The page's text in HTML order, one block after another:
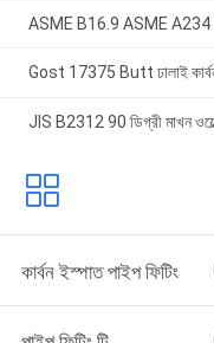
ASME B16.9 ASME A234
Gost 17375 Butt ঢালাই
JIS B2312 90 ডিগ্রী মাখন
কার্বন ইস্পাত পাইপ ফিটিং